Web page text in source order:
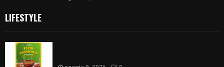
LIFESTYLE